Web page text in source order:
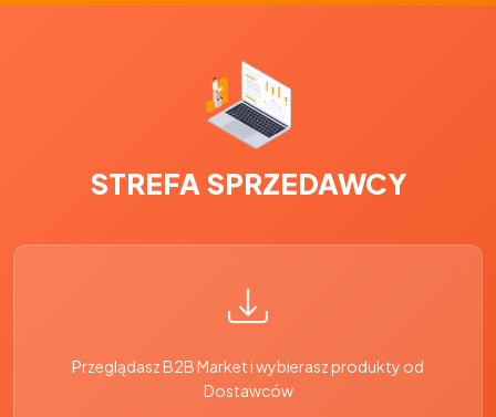
STREFA SPRZEDAWCY
Przeglądasz B2B Market i wybierasz produkty od
Dostawców